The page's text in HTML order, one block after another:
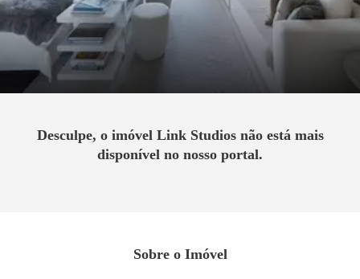
Desculpe, o imóvel Link Studiosnão está mais
disponível no nosso portal.
Sobre o Imóvel